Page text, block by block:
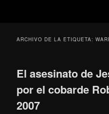
ARCHIVO DE LA ETIQUETA:
El asesinato de
por el cobarde
2007